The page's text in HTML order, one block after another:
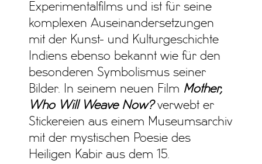
Experimentalfilms und ist für seine
komplexen Auseinandersetzungen
mit der Kunst- und Kulturgeschichte
Indiens ebenso bekannt wie für den
besonderen Symbolismus seiner
Bilder. In seinem neuen Film Mother,
Who Will Weave Now?verwebt er
Stickereien aus einem Museumsarchiv
mit der mystischen Poesie des
Heiligen Kabir aus dem 15.